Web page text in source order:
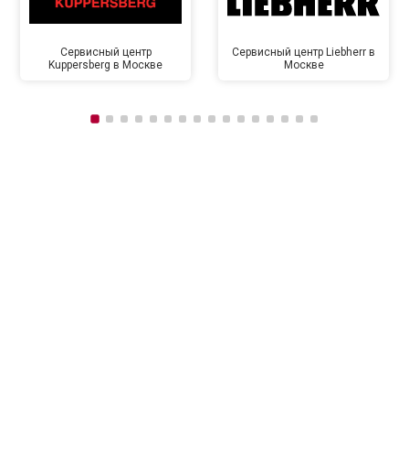
Сервисный центр
Kuppersberg в Москве
Сервисный центр Liebherr в
Москве